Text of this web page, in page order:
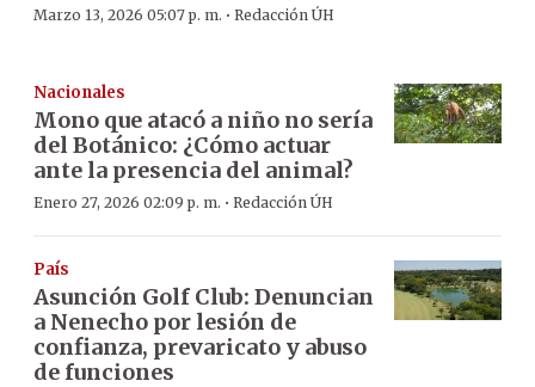
Marzo 13, 2026 05:07 p. m. · Redacción ÚH
Nacionales
Mono que atacó a niño no sería
del Botánico: ¿Cómo actuar
ante la presencia del animal?
Enero 27, 2026 02:09 p. m. · Redacción ÚH
País
Asunción Golf Club: Denuncian
a Nenecho por lesión de
confianza, prevaricato y abuso
de funciones